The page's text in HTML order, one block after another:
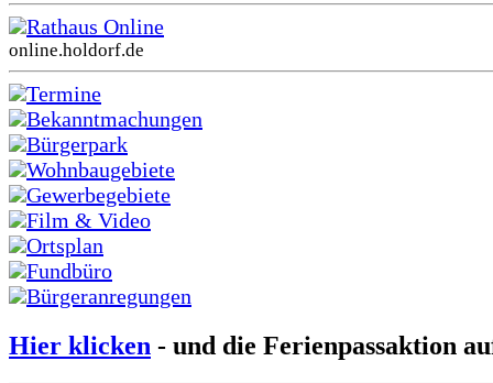
Rathaus Online
online.holdorf.de
Termine
Bekanntmachungen
Bürgerpark
Wohnbaugebiete
Gewerbegebiete
Film & Video
Ortsplan
Fundbüro
Bürgeranregungen
Hier klicken - und die Ferienpassaktion